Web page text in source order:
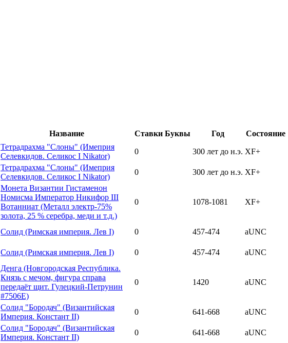
Название Ставки Буквы Год Состояние
Тетрадрахма "Слоны" (Имеприя
Селевкидов. Селикос I Nikator)
0 300 лет до н.э. XF+
Тетрадрахма "Слоны" (Имеприя
Селевкидов. Селикос I Nikator)
0 300 лет до н.э. XF+
Монета Византии Гистаменон
Номисма Император Никифор III
Вотанниат (Металл электр-75%
золота, 25 % серебра, меди и т.д.)
0 1078-1081 XF+
Солид (Римская империя. Лев I) 0 457-474 aUNC
Солид (Римская империя. Лев I) 0 457-474 aUNC
Денга (Новгородская Республика.
Князь с мечом, фигура справа
передаёт щит. Гулецкий-Петрунин
#7506Е)
0 1420 aUNC
Солид "Бородач" (Византийская
Империя. Констант II)
0 641-668 aUNC
Солид "Бородач" (Византийская
Империя. Констант II)
0 641-668 aUNC